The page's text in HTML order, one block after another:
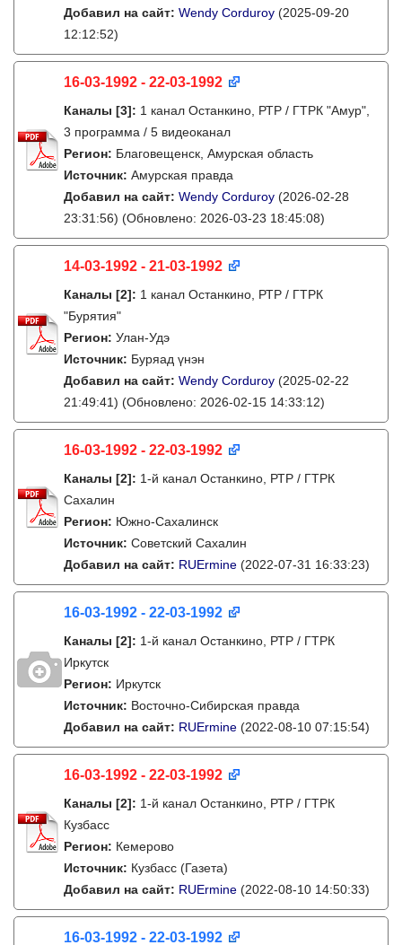
Добавил на сайт: Wendy Corduroy (2025-09-20
12:12:52)
16-03-1992 - 22-03-1992
Каналы [3]: 1 канал Останкино, РТР / ГТРК "Амур",
3 программа / 5 видеоканал
Регион: Благовещенск, Амурская область
Источник: Амурская правда
Добавил на сайт: Wendy Corduroy (2026-02-28
23:31:56) (Обновлено: 2026-03-23 18:45:08)
14-03-1992 - 21-03-1992
Каналы [2]: 1 канал Останкино, РТР / ГТРК
"Бурятия"
Регион: Улан-Удэ
Источник: Буряад үнэн
Добавил на сайт: Wendy Corduroy (2025-02-22
21:49:41) (Обновлено: 2026-02-15 14:33:12)
16-03-1992 - 22-03-1992
Каналы [2]: 1-й канал Останкино, РТР / ГТРК
Сахалин
Регион: Южно-Сахалинск
Источник: Советский Сахалин
Добавил на сайт: RUErmine (2022-07-31 16:33:23)
16-03-1992 - 22-03-1992
Каналы [2]: 1-й канал Останкино, РТР / ГТРК
Иркутск
Регион: Иркутск
Источник: Восточно-Сибирская правда
Добавил на сайт: RUErmine (2022-08-10 07:15:54)
16-03-1992 - 22-03-1992
Каналы [2]: 1-й канал Останкино, РТР / ГТРК
Кузбасс
Регион: Кемерово
Источник: Кузбасс (Газета)
Добавил на сайт: RUErmine (2022-08-10 14:50:33)
16-03-1992 - 22-03-1992